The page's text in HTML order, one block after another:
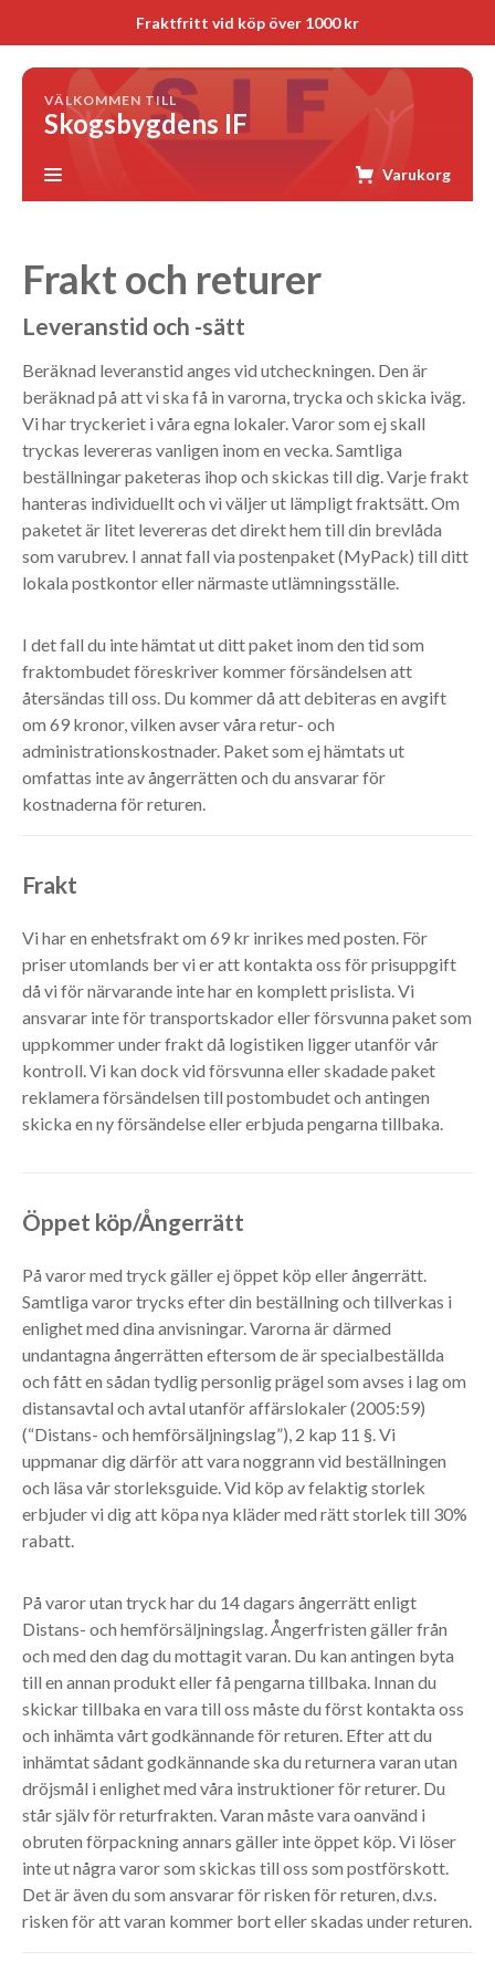
Fraktfritt vid köp över 1000 kr
VÄLKOMMEN TILL
Skogsbygdens IF
Varukorg
Frakt och returer
Leveranstid och -sätt
Beräknad leveranstid anges vid utcheckningen. Den är
beräknad på att vi ska få in varorna, trycka och skicka iväg.
Vi har tryckeriet i våra egna lokaler. Varor som ej skall
tryckas levereras vanligen inom en vecka. Samtliga
beställningar paketeras ihop och skickas till dig. Varje frakt
hanteras individuellt och vi väljer ut lämpligt fraktsätt. Om
paketet är litet levereras det direkt hem till din brevlåda
som varubrev. I annat fall via postenpaket (MyPack) till ditt
lokala postkontor eller närmaste utlämningsställe.
I det fall du inte hämtat ut ditt paket inom den tid som
fraktombudet föreskriver kommer försändelsen att
återsändas till oss. Du kommer då att debiteras en avgift
om 69 kronor, vilken avser våra retur- och
administrationskostnader. Paket som ej hämtats ut
omfattas inte av ångerrätten och du ansvarar för
kostnaderna för returen.
Frakt
Vi har en enhetsfrakt om 69 kr inrikes med posten. För
priser utomlands ber vi er att kontakta oss för prisuppgift
då vi för närvarande inte har en komplett prislista. Vi
ansvarar inte för transportskador eller försvunna paket som
uppkommer under frakt då logistiken ligger utanför vår
kontroll. Vi kan dock vid försvunna eller skadade paket
reklamera försändelsen till postombudet och antingen
skicka en ny försändelse eller erbjuda pengarna tillbaka.
Öppet köp/Ångerrätt
På varor med tryck gäller ej öppet köp eller ångerrätt.
Samtliga varor trycks efter din beställning och tillverkas i
enlighet med dina anvisningar. Varorna är därmed
undantagna ångerrätten eftersom de är specialbeställda
och fått en sådan tydlig personlig prägel som avses i lag om
distansavtal och avtal utanför affärslokaler (2005:59)
(“Distans- och hemförsäljningslag”), 2 kap 11 §. Vi
uppmanar dig därför att vara noggrann vid beställningen
och läsa vår storleksguide. Vid köp av felaktig storlek
erbjuder vi dig att köpa nya kläder med rätt storlek till 30%
rabatt.
På varor utan tryck har du 14 dagars ångerrätt enligt
Distans- och hemförsäljningslag. Ångerfristen gäller från
och med den dag du mottagit varan. Du kan antingen byta
till en annan produkt eller få pengarna tillbaka. Innan du
skickar tillbaka en vara till oss måste du först kontakta oss
och inhämta vårt godkännande för returen. Efter att du
inhämtat sådant godkännande ska du returnera varan utan
dröjsmål i enlighet med våra instruktioner för returer. Du
står själv för returfrakten. Varan måste vara oanvänd i
obruten förpackning annars gäller inte öppet köp. Vi löser
inte ut några varor som skickas till oss som postförskott.
Det är även du som ansvarar för risken för returen, d.v.s.
risken för att varan kommer bort eller skadas under returen.